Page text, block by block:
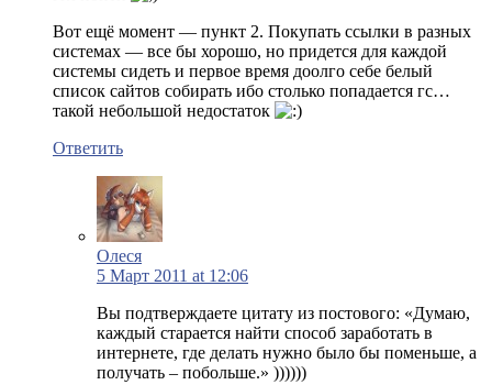
Вот ещё момент — пункт 2. Покупать ссылки в разных
системах — все бы хорошо, но придется для каждой
системы сидеть и первое время доолго себе белый
список сайтов собирать ибо столько попадается гс…
такой небольшой недостаток
Ответить
Олеся
5 Март 2011 at 12:06
Вы подтверждаете цитату из постового: «Думаю,
каждый старается найти способ заработать в
интернете, где делать нужно было бы поменьше, а
получать – побольше.» ))))))